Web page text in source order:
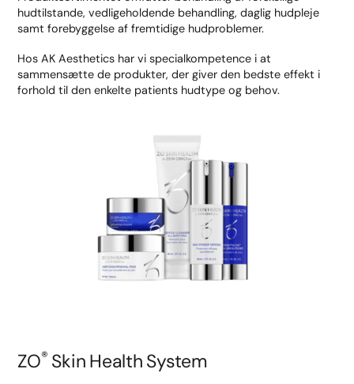
hudtilstande, vedligeholdende behandling, daglig hudpleje
samt forebyggelse af fremtidige hudproblemer.
Hos AK Aesthetics har vi specialkompetence i at
sammensætte de produkter, der giver den bedste effekt i
forhold til den enkelte patients hudtype og behov.
ZO® Skin Health System